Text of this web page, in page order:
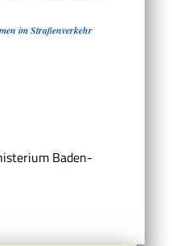
im Straßenverkehr
Baden-